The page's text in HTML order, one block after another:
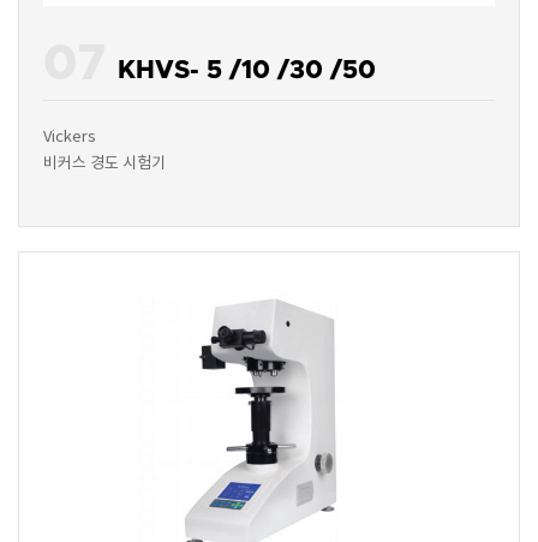
KHVS- 5 /10 /30 /50
Vickers
비커스 경도 시험기